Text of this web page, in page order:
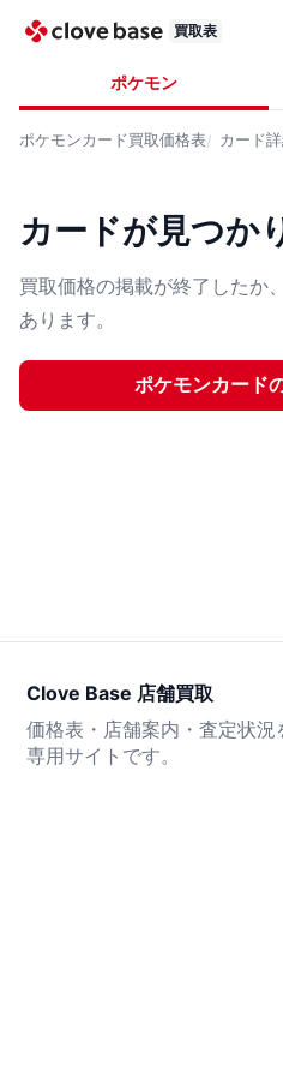
買取表
ポケモン
ポケモンカード買取価格表 カード
カードが見つか
買取価格の掲載が終了したか
あります。
ポケモンカード
Clove Base 店舗買取
価格表・店舗案内・査定状況
専用サイトです。